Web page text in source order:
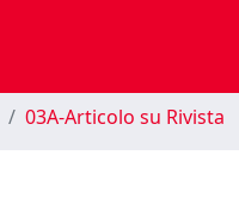
03A-Articolo su Rivista